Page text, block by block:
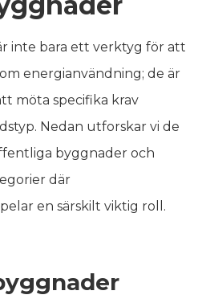
inte bara ett verktyg för att
energianvändning; de är
möta specifika krav
Nedan utforskar vi de
byggnader och
där
en särskilt viktig roll.